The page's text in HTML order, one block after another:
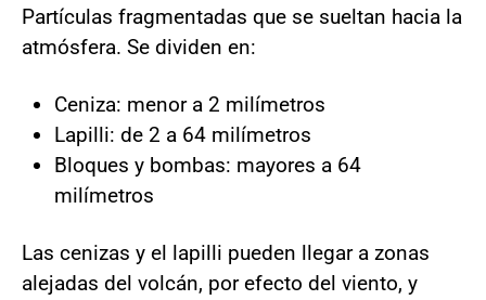
Partículas fragmentadas que se sueltan hacia la
atmósfera. Se dividen en:
Ceniza: menor a 2 milímetros
Lapilli: de 2 a 64 milímetros
Bloques y bombas: mayores a 64
milímetros
Las cenizas y el lapilli pueden llegar a zonas
alejadas del volcán, por efecto del viento, y